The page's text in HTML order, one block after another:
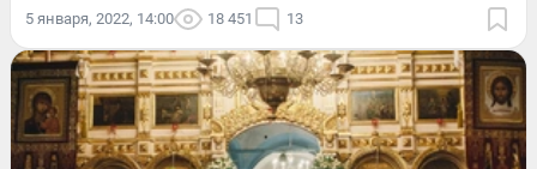
5 января, 2022, 14:00 18 451 13